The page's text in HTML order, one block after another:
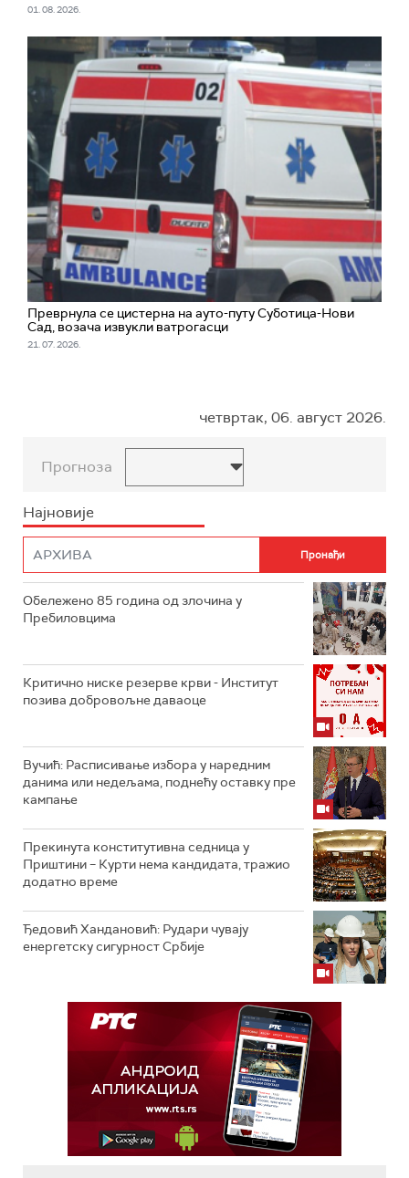
01. 08. 2026.
Преврнула се цистерна на ауто-путу Суботица-Нови
Сад, возача извукли ватрогасци
21. 07. 2026.
четвртак, 06. август 2026.
Прогноза
Најновије
Обележено 85 година од злочина у
Пребиловцима
Критично ниске резерве крви - Институт
позива добровољне даваоце
Вучић: Расписивање избора у наредним
данима или недељама, поднећу оставку пре
кампање
Прекинута конститутивна седница у
Приштини – Курти нема кандидата, тражио
додатно време
Ђедовић Хандановић: Рудари чувају
енергетску сигурност Србије